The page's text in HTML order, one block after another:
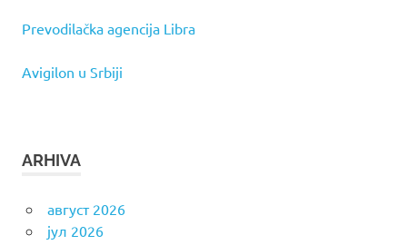
Prevodilačka agencija Libra
Avigilon u Srbiji
ARHIVA
август 2026
јул 2026